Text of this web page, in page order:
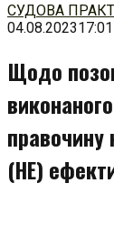
Перейти
до
СУДОВА
04.08.202317:01
Щодо
правочину
(НЕ)